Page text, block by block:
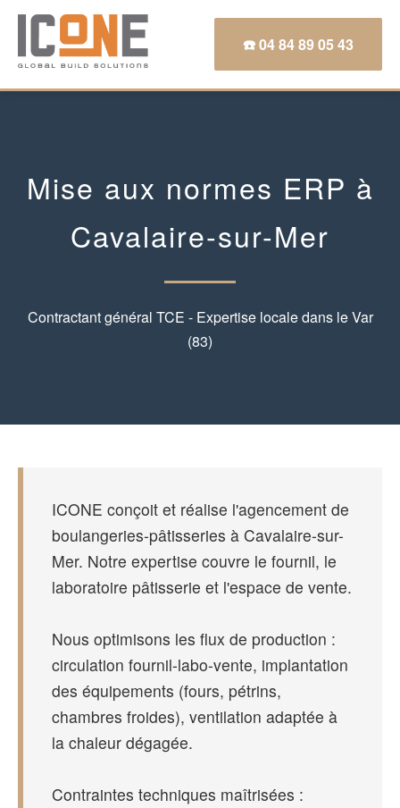
☎️ 04 84 89 05 43
Mise aux normes ERP à
Cavalaire-sur-Mer
Contractant général TCE - Expertise locale dans le Var
(83)
ICONE conçoit et réalise l'agencement de
boulangeries-pâtisseries à Cavalaire-sur-
Mer. Notre expertise couvre le fournil, le
laboratoire pâtisserie et l'espace de vente.
Nous optimisons les flux de production :
circulation fournil-labo-vente, implantation
des équipements (fours, pétrins,
chambres froides), ventilation adaptée à
la chaleur dégagée.
Contraintes techniques maîtrisées :